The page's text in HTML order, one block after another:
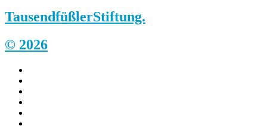
TausendfüßlerStiftung.
© 2026